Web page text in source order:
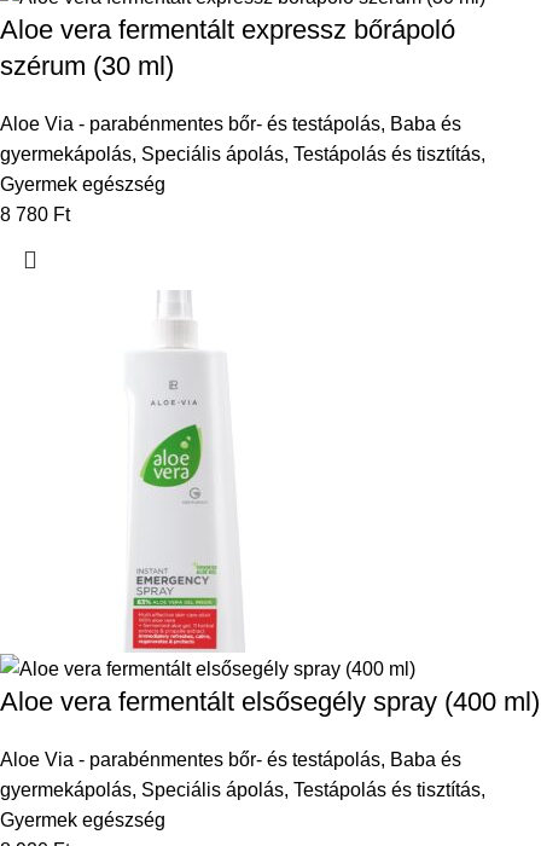
Aloe vera fermentált expressz bőrápoló
szérum (30 ml)
Aloe Via - parabénmentes bőr- és testápolás, Baba és
gyermekápolás, Speciális ápolás, Testápolás és tisztítás,
Gyermek egészség
8 780 Ft
Aloe vera fermentált elsősegély spray (400 ml)
Aloe Via - parabénmentes bőr- és testápolás, Baba és
gyermekápolás, Speciális ápolás, Testápolás és tisztítás,
Gyermek egészség